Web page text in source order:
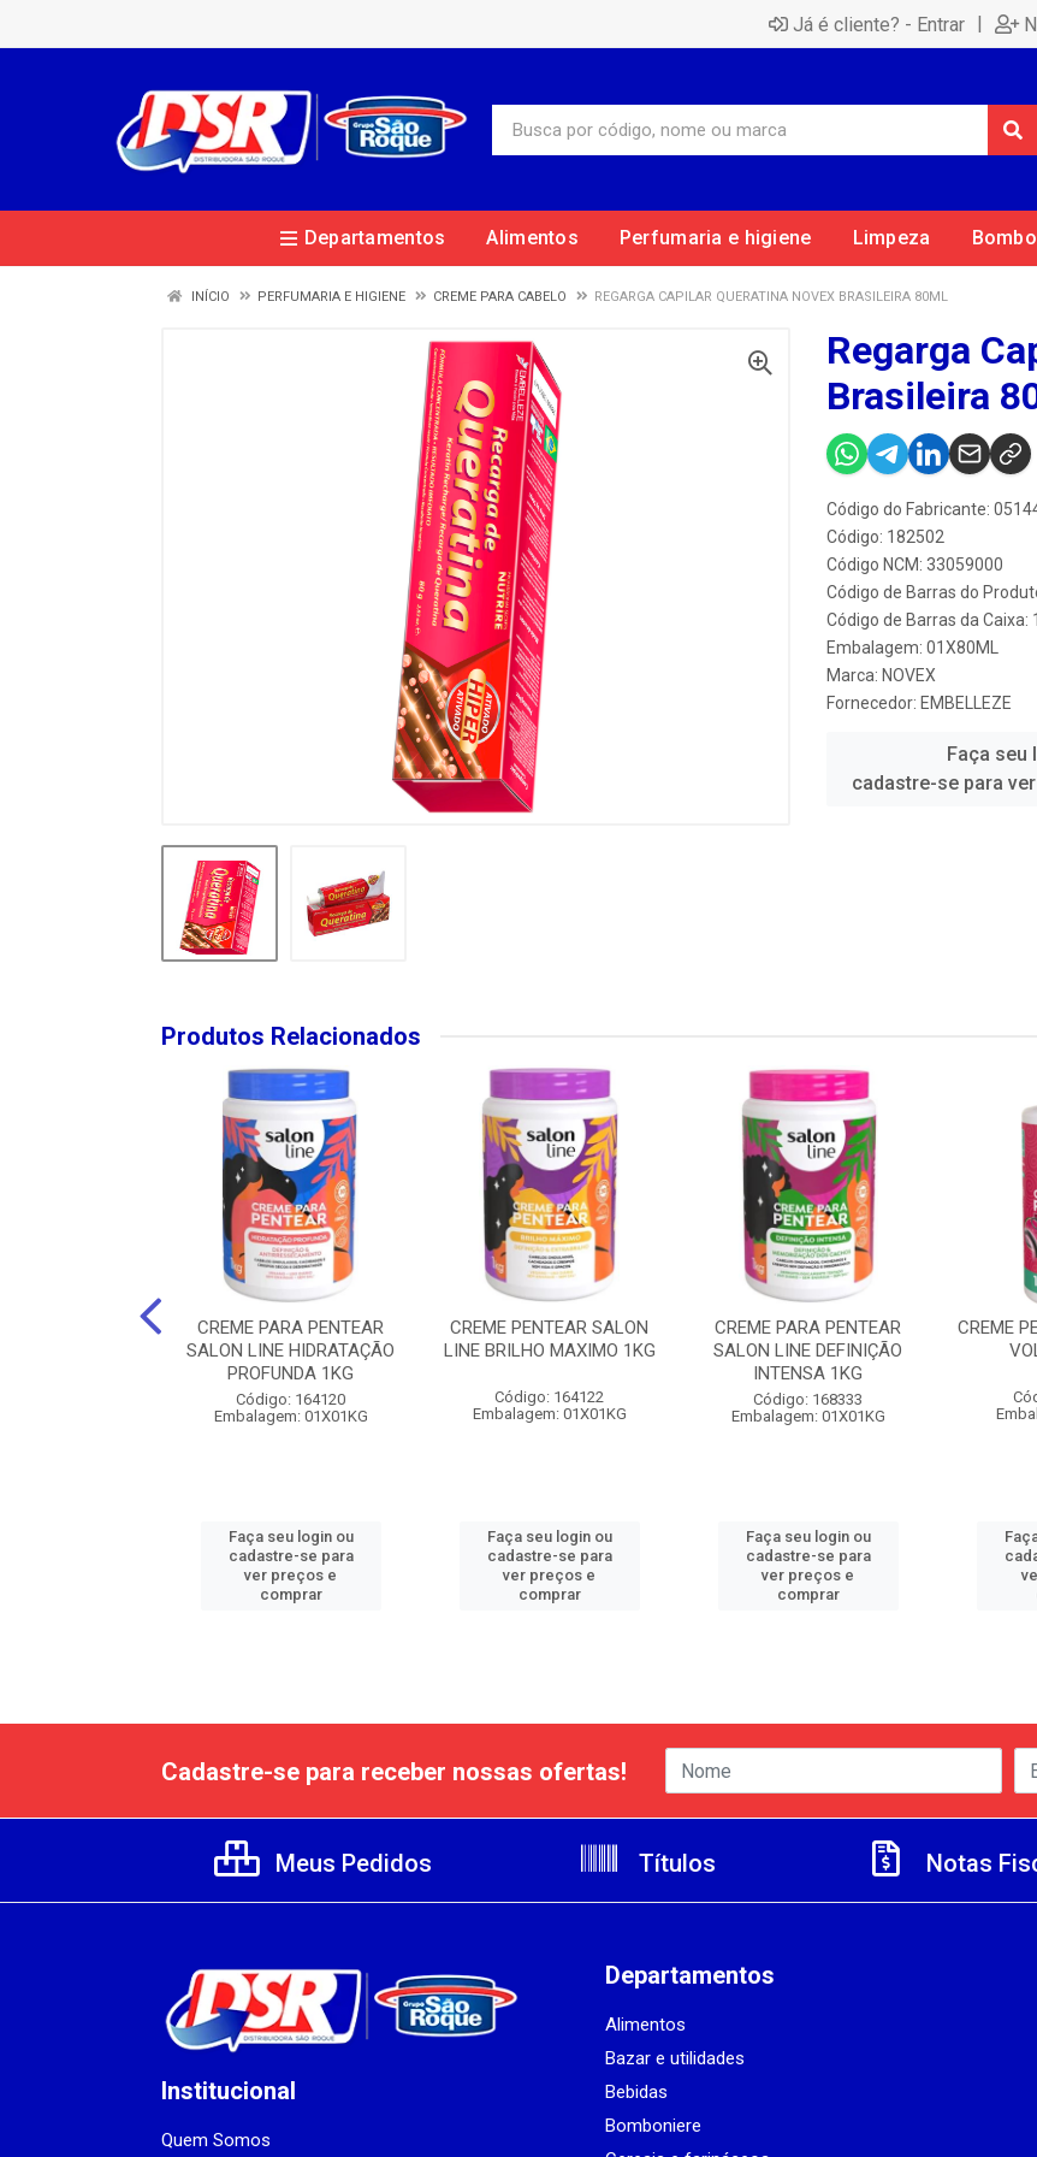
Já é cliente? - Entrar |
Departamentos Alimentos Perfumaria e higiene Limpeza
INÍCIO PERFUMARIA E HIGIENE CREME PARA CABELO REGARGA CAPILAR QUERATINA NOVEX BRASILEIRA 80ML
Regarga
Brasileira
Código do Fabricante:
Código: 182502
Código NCM: 33059000
Código de Barras do
Código de Barras da Caixa:
Embalagem: 01X80ML
Marca: NOVEX
Fornecedor: EMBELLEZE
Faça seu
cadastre-se para
Produtos Relacionados
CREME PARA PENTEAR
SALON LINE HIDRATAÇÃO
PROFUNDA 1KG
Código: 164120
Embalagem: 01X01KG
Faça seu login ou
cadastre-se para
ver preços e
comprar
CREME PENTEAR SALON
LINE BRILHO MAXIMO 1KG
Código: 164122
Embalagem: 01X01KG
Faça seu login ou
cadastre-se para
ver preços e
comprar
CREME PARA PENTEAR
SALON LINE DEFINIÇÃO
INTENSA 1KG
Código: 168333
Embalagem: 01X01KG
Faça seu login ou
cadastre-se para
ver preços e
comprar
CREME
Cadastre-se para receber nossas ofertas!
Meus Pedidos Títulos Notas
Institucional
Quem Somos
Departamentos
Alimentos
Bazar e utilidades
Bebidas
Bomboniere